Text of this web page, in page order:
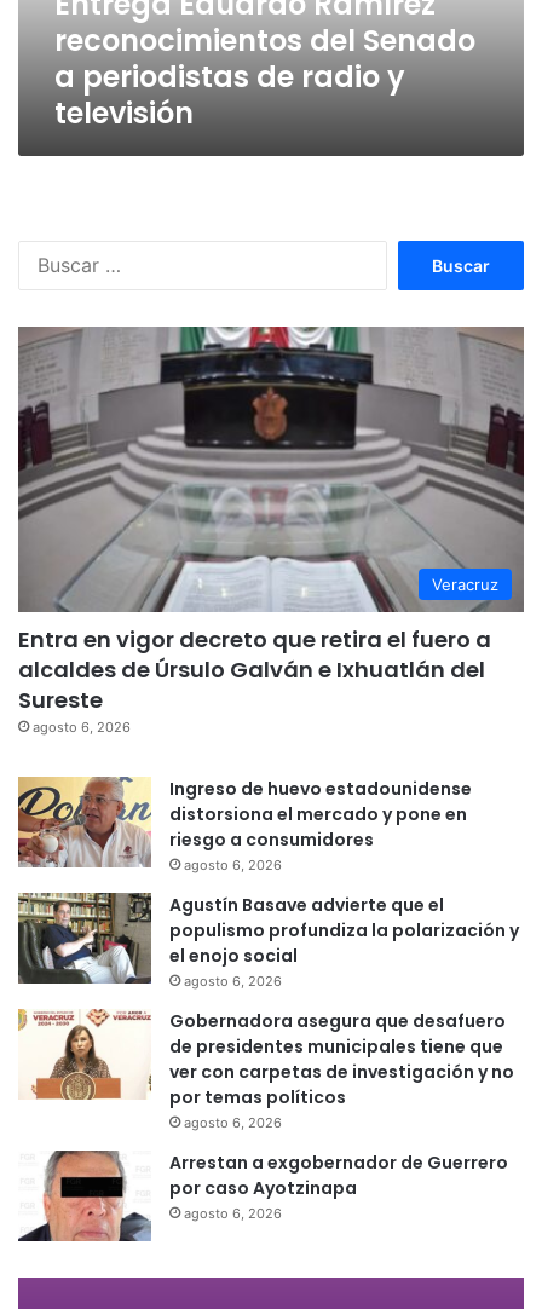
televisión
reconocimientos del Senado
a periodistas de radio y
televisión
Veracruz
Entra en vigor decreto que retira el fuero a
alcaldes de Úrsulo Galván e Ixhuatlán del
Sureste
agosto 6, 2026
Ingreso de huevo estadounidense
distorsiona el mercado y pone en
riesgo a consumidores
agosto 6, 2026
Agustín Basave advierte que el
populismo profundiza la polarización y
el enojo social
agosto 6, 2026
Gobernadora asegura que desafuero
de presidentes municipales tiene que
ver con carpetas de investigación y no
por temas políticos
agosto 6, 2026
Arrestan a exgobernador de Guerrero
por caso Ayotzinapa
agosto 6, 2026